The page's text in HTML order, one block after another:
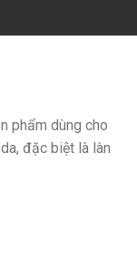
phẩm dùng cho
đặc biệt là làn